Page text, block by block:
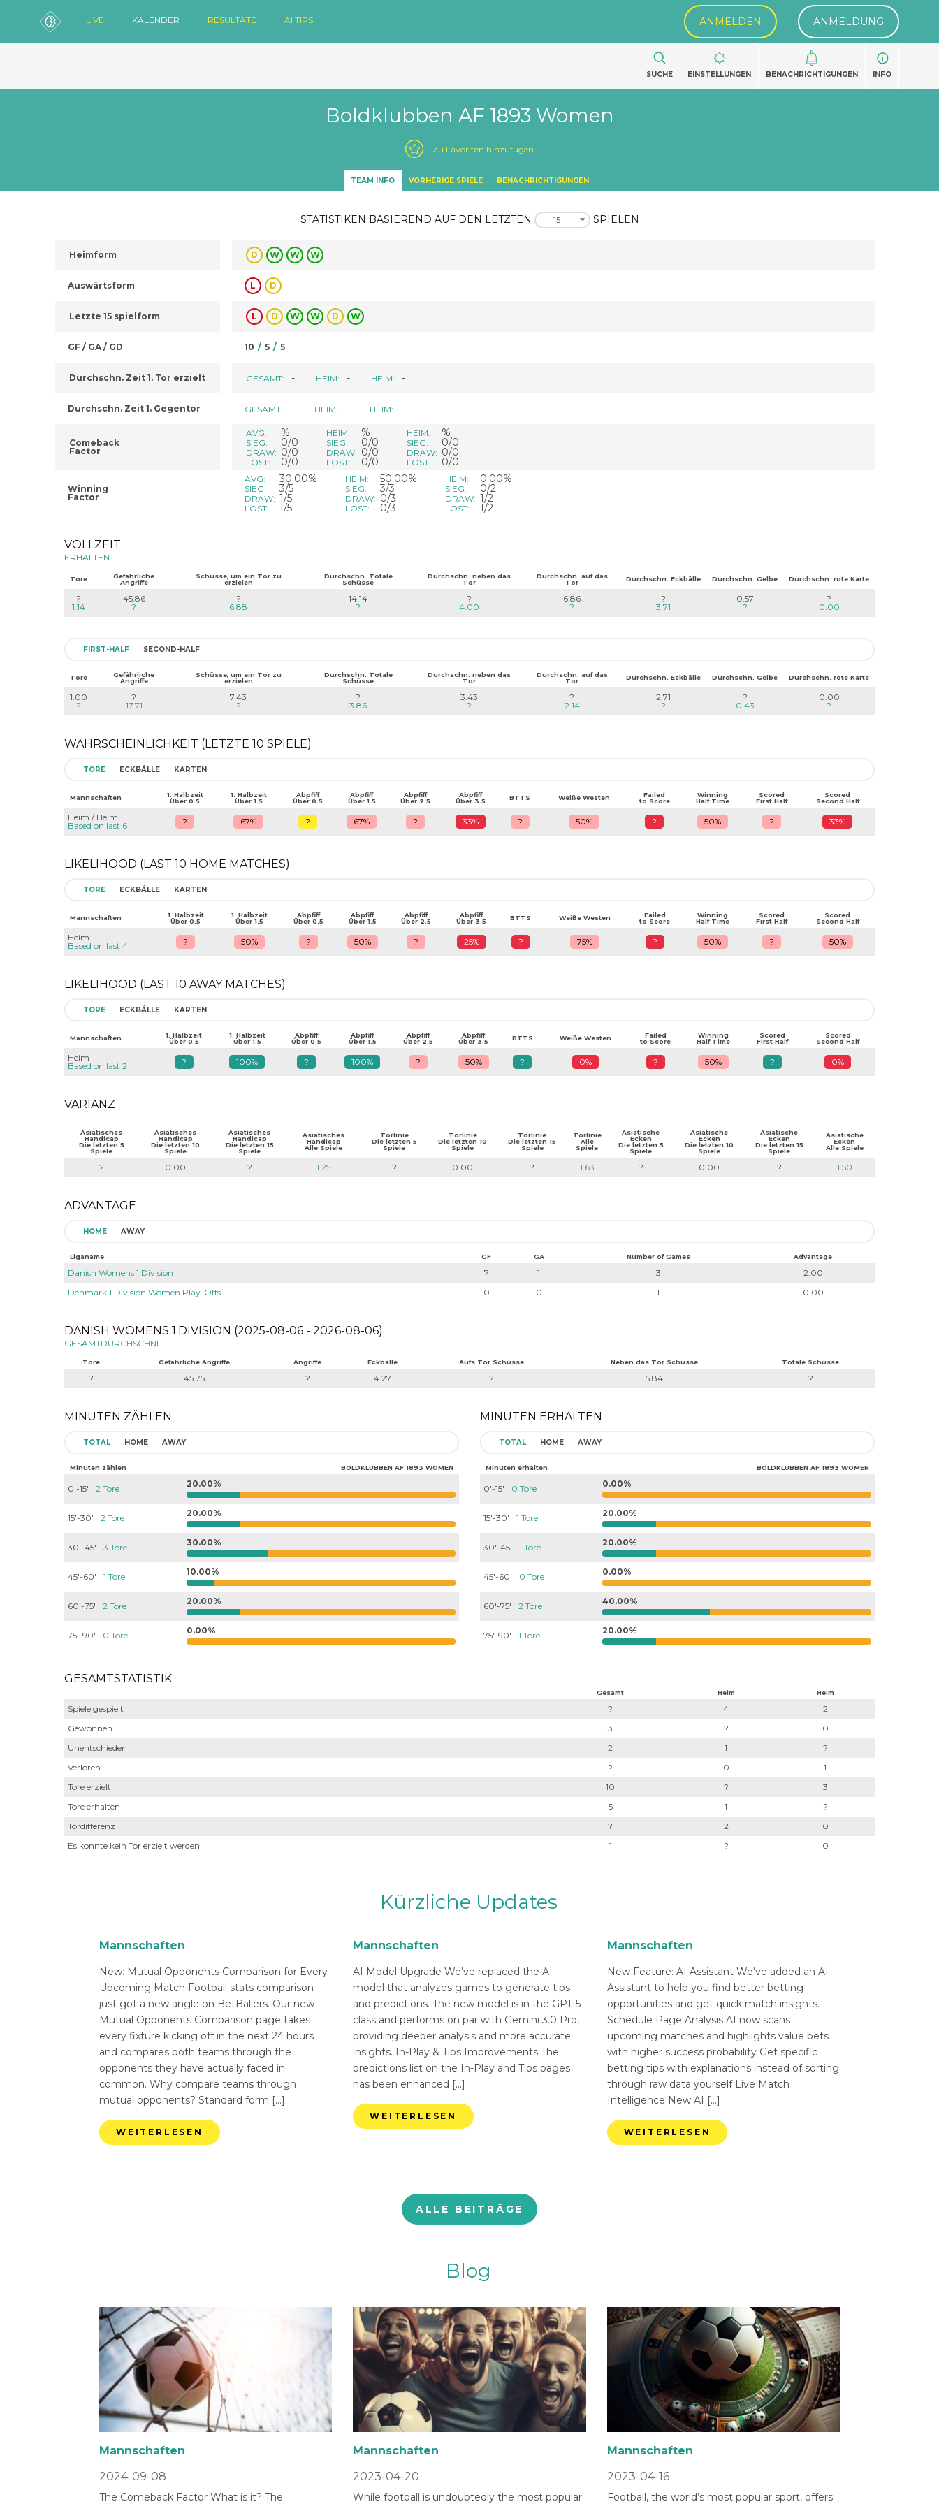
LIVE KALENDER RESULTATE AI TIPS ANMELDEN ANMELDUNG
SUCHE EINSTELLUNGEN BENACHRICHTIGUNGEN INFO
Boldklubben AF 1893 Women
Zu Favoriten hinzufügen
TEAM INFO VORHERIGE SPIELE BENACHRICHTIGUNGEN
STATISTIKEN BASIEREND AUF DEN LETZTEN 15 SPIELEN
Heimform
Auswärtsform
Letzte 15 spielform
GF / GA / GD
Durchschn. Zeit 1. Tor erzielt
Durchschn. Zeit 1. Gegentor
Comeback
Factor
Winning
Factor
D W W W
L D
L D W W D W
10 / 5 / 5
GESAMT: - HEIM: - HEIM: -
GESAMT: - HEIM: - HEIM: -
AVG: %
SIEG: 0/0
DRAW: 0/0
LOST: 0/0
HEIM: %
SIEG: 0/0
DRAW: 0/0
LOST: 0/0
HEIM: %
SIEG: 0/0
DRAW: 0/0
LOST: 0/0
AVG: 30.00%
SIEG: 3/5
DRAW: 1/5
LOST: 1/5
HEIM: 50.00%
SIEG: 3/3
DRAW: 0/3
LOST: 0/3
HEIM: 0.00%
SIEG: 0/2
DRAW: 1/2
LOST: 1/2
VOLLZEIT
ERHALTEN
Tore
Gefährliche
Angriffe
Schüsse, um ein Tor zu
erzielen
Durchschn. Totale
Schüsse
Durchschn. neben das
Tor
Durchschn. auf das
Tor
Durchschn. Eckbälle Durchschn. Gelbe Durchschn. rote Karte
?
1.14
45.86
?
?
6.88
14.14
?
?
4.00
6.86
?
?
3.71
0.57
?
?
0.00
FIRST-HALF SECOND-HALF
Tore
Gefährliche
Angriffe
Schüsse, um ein Tor zu
erzielen
Durchschn. Totale
Schüsse
Durchschn. neben das
Tor
Durchschn. auf das
Tor
Durchschn. Eckbälle Durchschn. Gelbe Durchschn. rote Karte
1.00
?
?
17.71
7.43
?
?
3.86
3.43
?
?
2.14
2.71
?
?
0.43
0.00
?
WAHRSCHEINLICHKEIT (LETZTE 10 SPIELE)
TORE ECKBÄLLE KARTEN
Mannschaften
1. Halbzeit
Über 0.5
1. Halbzeit
Über 1.5
Abpfiff
Über 0.5
Abpfiff
Über 1.5
Abpfiff
Über 2.5
Abpfiff
Über 3.5
BTTS Weiße Westen
Failed
to Score
Winning
Half Time
Scored
First Half
Scored
Second Half
Heim / Heim
Based on last 6
? 67% ? 67% ? 33% ? 50% ? 50% ? 33%
LIKELIHOOD (LAST 10 HOME MATCHES)
TORE ECKBÄLLE KARTEN
Mannschaften
1. Halbzeit
Über 0.5
1. Halbzeit
Über 1.5
Abpfiff
Über 0.5
Abpfiff
Über 1.5
Abpfiff
Über 2.5
Abpfiff
Über 3.5
BTTS Weiße Westen
Failed
to Score
Winning
Half Time
Scored
First Half
Scored
Second Half
Heim
Based on last 4
? 50% ? 50% ? 25% ? 75% ? 50% ? 50%
LIKELIHOOD (LAST 10 AWAY MATCHES)
TORE ECKBÄLLE KARTEN
Mannschaften
1. Halbzeit
Über 0.5
1. Halbzeit
Über 1.5
Abpfiff
Über 0.5
Abpfiff
Über 1.5
Abpfiff
Über 2.5
Abpfiff
Über 3.5
BTTS Weiße Westen
Failed
to Score
Winning
Half Time
Scored
First Half
Scored
Second Half
Heim
Based on last 2
? 100% ? 100% ? 50% ? 0% ? 50% ? 0%
VARIANZ
Asiatisches
Handicap
Die letzten 5
Spiele
Asiatisches
Handicap
Die letzten 10
Spiele
Asiatisches
Handicap
Die letzten 15
Spiele
Asiatisches
Handicap
Alle Spiele
Torlinie
Die letzten 5
Spiele
Torlinie
Die letzten 10
Spiele
Torlinie
Die letzten 15
Spiele
Torlinie
Alle
Spiele
Asiatische
Ecken
Die letzten 5
Spiele
Asiatische
Ecken
Die letzten 10
Spiele
Asiatische
Ecken
Die letzten 15
Spiele
Asiatische
Ecken
Alle Spiele
? 0.00 ? 1.25 ? 0.00 ? 1.63 ? 0.00 ? 1.50
ADVANTAGE
HOME AWAY
Liganame GF GA Number of Games Advantage
Danish Womens 1.Division 7 1 3
2.00
Denmark 1.Division Women Play-Offs
0 0 1 0.00
DANISH WOMENS 1.DIVISION (2025-08-06 - 2026-08-06)
GESAMTDURCHSCHNITT
Tore Gefährliche Angriffe Angriffe Eckbälle Aufs Tor Schüsse Neben das Tor Schüsse Totale Schüsse
? 45.75 ? 4.27 ? 5.84 ?
MINUTEN ZÄHLEN
TOTAL HOME AWAY
Minuten zählen BOLDKLUBBEN AF 1893 WOMEN
0'-15' 2 Tore 20.00%
15'-30' 2 Tore 20.00%
30'-45' 3 Tore 30.00%
45'-60' 1 Tore 10.00%
60'-75' 2 Tore 20.00%
75'-90' 0 Tore 0.00%
MINUTEN ERHALTEN
TOTAL HOME AWAY
Minuten erhalten BOLDKLUBBEN AF 1893 WOMEN
0'-15' 0 Tore 0.00%
15'-30' 1 Tore 20.00%
30'-45' 1 Tore 20.00%
45'-60' 0 Tore 0.00%
60'-75' 2 Tore 40.00%
75'-90' 1 Tore 20.00%
GESAMTSTATISTIK
Gesamt Heim Heim
Spiele gespielt ? 4
2
Gewonnen
3 ?
0
Unentschieden
2 1
?
Verloren
? 0
1
Tore erzielt
10 ?
3
Tore erhalten
5 1
?
Tordifferenz
? 2
0
Es konnte kein Tor erzielt werden
1 ? 0
Kürzliche Updates
Mannschaften
New: Mutual Opponents Comparison for Every
Upcoming Match Football stats comparison
just got a new angle on BetBallers. Our new
Mutual Opponents Comparison page takes
every fixture kicking off in the next 24 hours
and compares both teams through the
opponents they have actually faced in
common. Why compare teams through
mutual opponents? Standard form […]
WEITERLESEN
Mannschaften
AI Model Upgrade We’ve replaced the AI
model that analyzes games to generate tips
and predictions. The new model is in the GPT-5
class and performs on par with Gemini 3.0 Pro,
providing deeper analysis and more accurate
insights. In-Play & Tips Improvements The
predictions list on the In-Play and Tips pages
has been enhanced […]
WEITERLESEN
Mannschaften
New Feature: AI Assistant We’ve added an AI
Assistant to help you find better betting
opportunities and get quick match insights.
Schedule Page Analysis AI now scans
upcoming matches and highlights value bets
with higher success probability Get specific
betting tips with explanations instead of sorting
through raw data yourself Live Match
Intelligence New AI […]
WEITERLESEN
ALLE BEITRÄGE
Blog
Mannschaften
2024-09-08
The Comeback Factor What is it? The
Mannschaften
2023-04-20
While football is undoubtedly the most popular
Mannschaften
2023-04-16
Football, the world’s most popular sport, offers